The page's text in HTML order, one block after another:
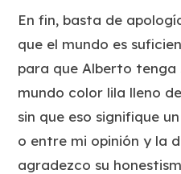
En fin, basta de
que el mundo es
para que Alberto tenga
mundo color lila lleno
sin que eso signifique
o entre mi opinión y la
agradezco su